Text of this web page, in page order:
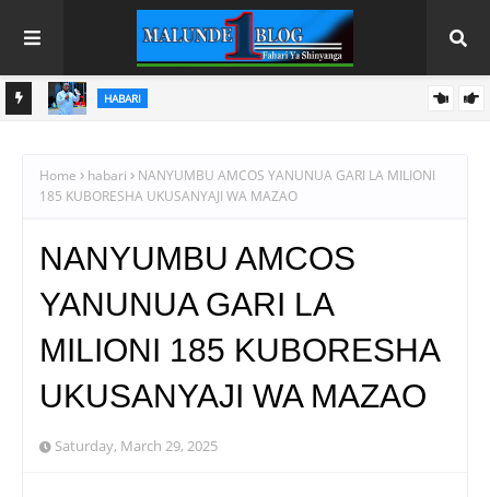
HABARI
Home habari
NANYUMBU AMCOS YANUNUA GARI LA MILIONI
185 KUBORESHA UKUSANYAJI WA MAZAO
NANYUMBU AMCOS
YANUNUA GARI LA
MILIONI 185 KUBORESHA
UKUSANYAJI WA MAZAO
Saturday, March 29, 2025